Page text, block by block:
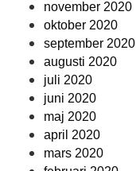
november 2020
oktober 2020
september 2020
augusti 2020
juli 2020
juni 2020
maj 2020
april 2020
mars 2020